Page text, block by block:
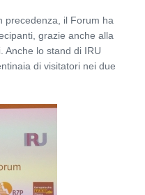
precedenza, il Forum ha
grazie anche alla
Anche lo stand di IRU
di visitatori nei due